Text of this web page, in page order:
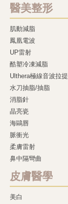
醫美整形
肌動減脂
鳳凰電波
UP雷射
酷塑冷凍減脂
Ulthera極線音波拉提
水刀抽脂/抽脂
消脂針
晶亮瓷
海鷗唇
脈衝光
柔膚雷射
鼻中隔彎曲
皮膚醫學
美白